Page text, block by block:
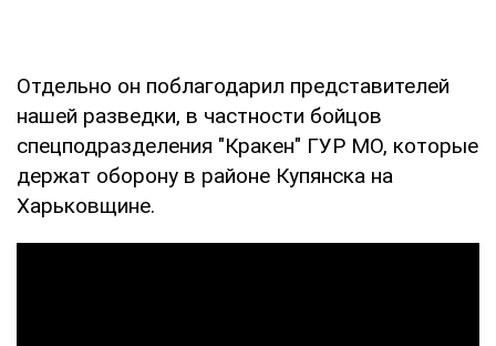
Отдельно он поблагодарил представителей
нашей разведки, в частности бойцов
спецподразделения "Кракен" ГУР МО, которые
держат оборону в районе Купянска на
Харьковщине.